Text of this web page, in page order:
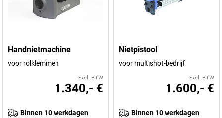
Handnietmachine
voor rolklemmen
Excl. BTW
1.340,- €
Binnen 10 werkdagen
Nietpistool
voor multishot-bedrijf
Excl. BTW
1.600,- €
Binnen 10 werkdagen